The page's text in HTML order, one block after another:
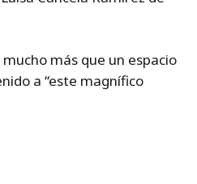
más que un espacio
a “este magnífico